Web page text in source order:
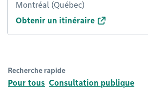
Montréal (Québec)
Obtenir un itinéraire
Recherche rapide
Pour tous Consultation publique